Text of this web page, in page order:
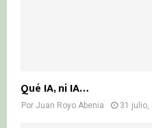
Qué IA, ni IA…
Por Juan Royo Abenia 31 julio,